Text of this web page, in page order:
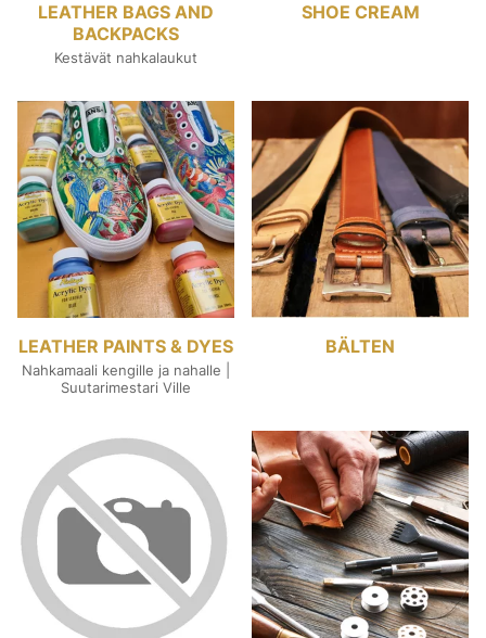
LEATHER BAGS AND
BACKPACKS
Kestävät nahkalaukut
SHOE CREAM
LEATHER PAINTS & DYES
Nahkamaali kengille ja nahalle |
Suutarimestari Ville
BÄLTEN